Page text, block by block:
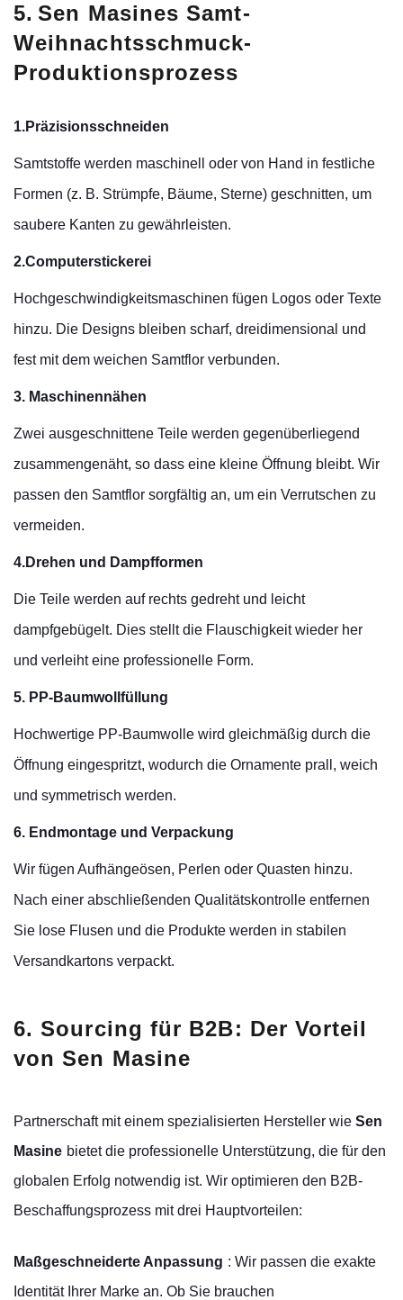
5. Sen Masines Samt-
Weihnachtsschmuck-
Produktionsprozess
1.Präzisionsschneiden
Samtstoffe werden maschinell oder von Hand in festliche
Formen (z. B. Strümpfe, Bäume, Sterne) geschnitten, um
saubere Kanten zu gewährleisten.
2.Computerstickerei
Hochgeschwindigkeitsmaschinen fügen Logos oder Texte
hinzu. Die Designs bleiben scharf, dreidimensional und
fest mit dem weichen Samtflor verbunden.
3. Maschinennähen
Zwei ausgeschnittene Teile werden gegenüberliegend
zusammengenäht, so dass eine kleine Öffnung bleibt. Wir
passen den Samtflor sorgfältig an, um ein Verrutschen zu
vermeiden.
4.Drehen und Dampfformen
Die Teile werden auf rechts gedreht und leicht
dampfgebügelt. Dies stellt die Flauschigkeit wieder her
und verleiht eine professionelle Form.
5. PP-Baumwollfüllung
Hochwertige PP-Baumwolle wird gleichmäßig durch die
Öffnung eingespritzt, wodurch die Ornamente prall, weich
und symmetrisch werden.
6. Endmontage und Verpackung
Wir fügen Aufhängeösen, Perlen oder Quasten hinzu.
Nach einer abschließenden Qualitätskontrolle entfernen
Sie lose Flusen und die Produkte werden in stabilen
Versandkartons verpackt.
6. Sourcing für B2B: Der Vorteil
von Sen Masine
Partnerschaft mit einem spezialisierten Hersteller wie Sen
Masine bietet die professionelle Unterstützung, die für den
globalen Erfolg notwendig ist. Wir optimieren den B2B-
Beschaffungsprozess mit drei Hauptvorteilen:
Maßgeschneiderte Anpassung : Wir passen die exakte
Identität Ihrer Marke an. Ob Sie brauchen